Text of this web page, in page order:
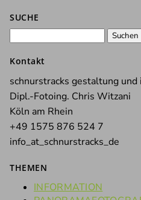
SUCHE
Kontakt
schnurstracks gestaltung
Dipl.-Fotoing. Chris Witzani
Köln am Rhein
+49 1575 876 524 7
info_at_schnurstracks_de
THEMEN
INFORMATION